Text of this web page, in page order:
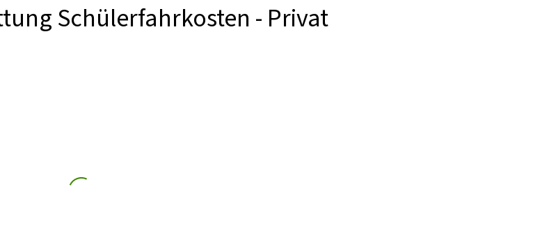
Schülerfahrkosten - Privat